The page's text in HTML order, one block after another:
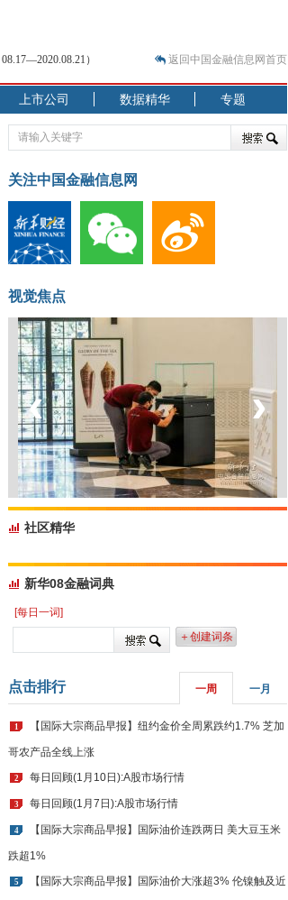
）
之旅
）
跷板” 结构性失衡藏
下行
弱
析
返回中国金融信息网首页
上市公司 数据精华 专题
关注中国金融信息网
视觉焦点
菲律宾：防疫降级
‹ ›
社区精华
新华08金融词典
[每日一词]
＋创建词条
点击排行 一周 一月
1 【国际大宗商品早报】纽约金价全周累跌约1.7% 芝加
哥农产品全线上涨
2 每日回顾(1月10日):A股市场行情
3 每日回顾(1月7日):A股市场行情
4 【国际大宗商品早报】国际油价连跌两日 美大豆玉米
跌超1%
5 【国际大宗商品早报】国际油价大涨超3% 伦镍触及近